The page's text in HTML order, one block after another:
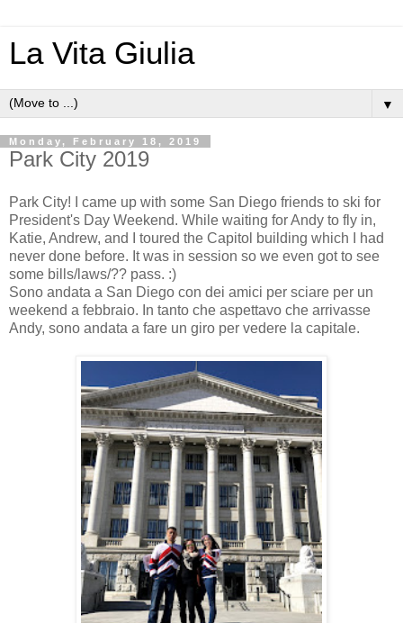
La Vita Giulia
▼
Monday, February 18, 2019
Park City 2019
Park City! I came up with some San Diego friends to ski for
President's Day Weekend. While waiting for Andy to fly in,
Katie, Andrew, and I toured the Capitol building which I had
never done before. It was in session so we even got to see
some bills/laws/?? pass. :)
Sono andata a San Diego con dei amici per sciare per un
weekend a febbraio. In tanto che aspettavo che arrivasse
Andy, sono andata a fare un giro per vedere la capitale.